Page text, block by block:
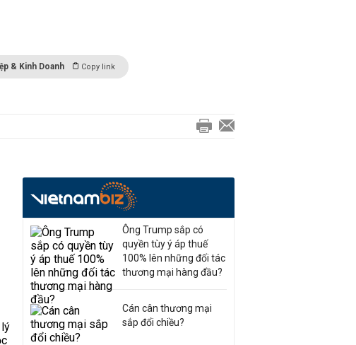
& Kinh Doanh Copy link
Ông Trump sắp có
quyền tùy ý áp thuế
100% lên những đối tác
thương mại hàng đầu?
Cán cân thương mại
sắp đổi chiều?